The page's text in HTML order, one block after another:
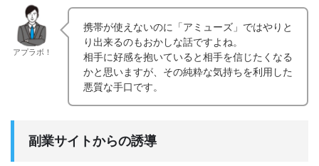
アプラボ！
携帯が使えないのに「アミューズ」ではやりと
り出来るのもおかしな話ですよね。
相手に好感を抱いていると相手を信じたくなる
かと思いますが、その純粋な気持ちを利用した
悪質な手口です。
副業サイトからの誘導